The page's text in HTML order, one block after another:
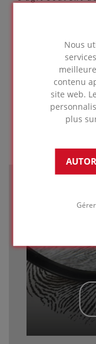
Nous
contenu
site web.
plus
légers ou poids
compression du
nécessaire
industriels
s’il convient
FOAMGLAS® F,
résistance à la
effectuera les
À la